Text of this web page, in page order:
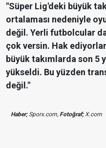
"Süper Lig'deki büyük
ortalaması nedeniyle
değil. Yerli futbolcular
çok versin. Hak
büyük takımlarda son 5
yükseldi. Bu yüzden
değil."
Haber;Sporx.com, Fotoğraf;X.com